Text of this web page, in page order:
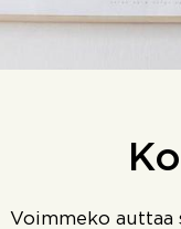
Voimmeko auttaa